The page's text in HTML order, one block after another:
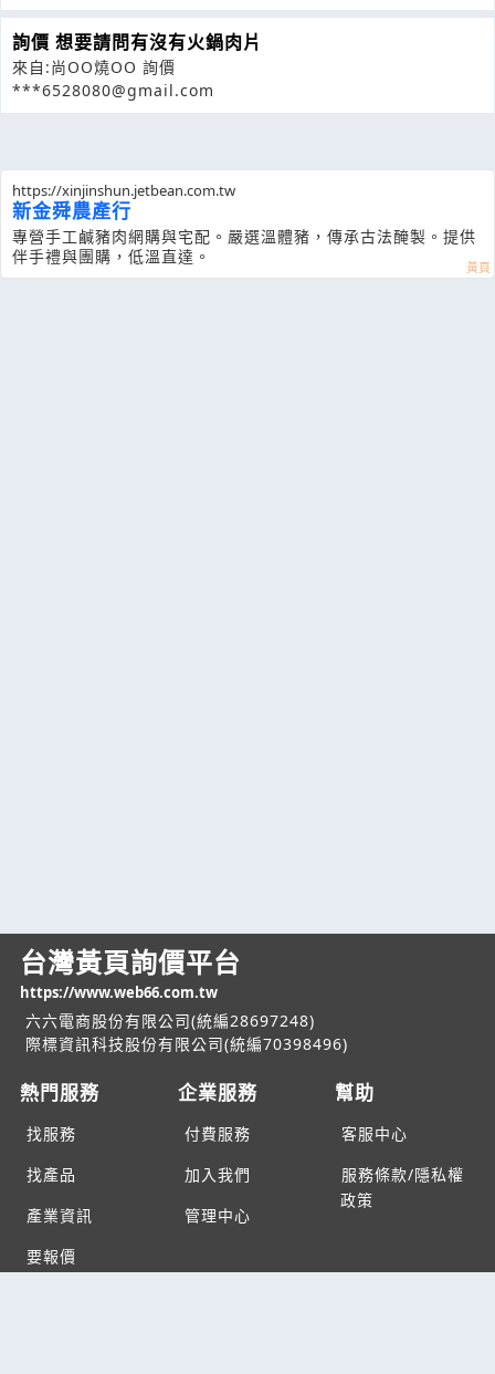
詢價 想要請問有沒有火鍋肉片
來自:尚OO燒OO 詢價
***6528080@gmail.com
https://xinjinshun.jetbean.com.tw
新金舜農產行
專營手工鹹豬肉網購與宅配。嚴選溫體豬，傳承古法醃製。提供
伴手禮與團購，低溫直達。
台灣黃頁詢價平台
https://www.web66.com.tw
六六電商股份有限公司(統編28697248)
際標資訊科技股份有限公司(統編70398496)
熱門服務
找服務
找產品
產業資訊
要報價
企業服務
付費服務
加入我們
管理中心
幫助
客服中心
服務條款/隱私權
政策